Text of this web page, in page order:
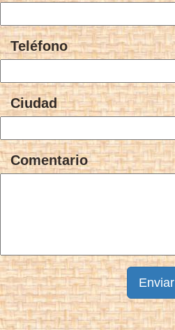
Teléfono
Ciudad
Comentario
Enviar